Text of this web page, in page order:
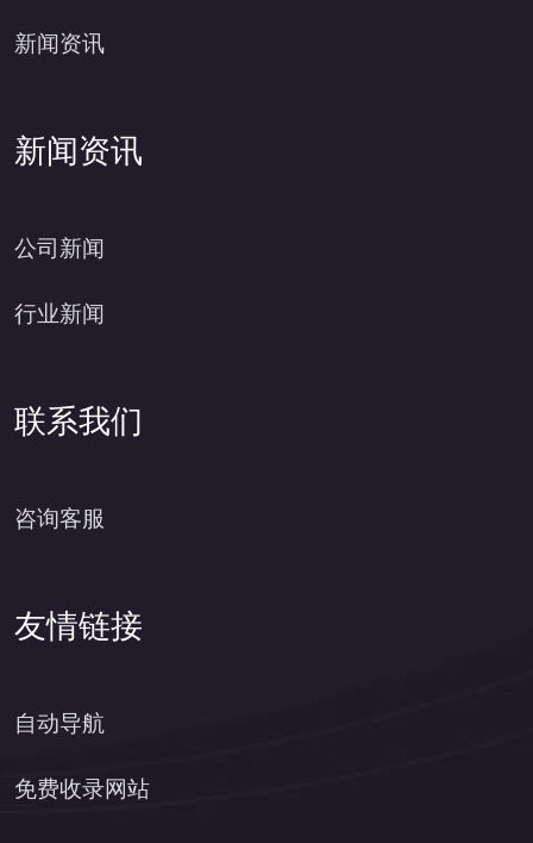
新闻资讯
新闻资讯
公司新闻
行业新闻
联系我们
咨询客服
友情链接
自动导航
免费收录网站